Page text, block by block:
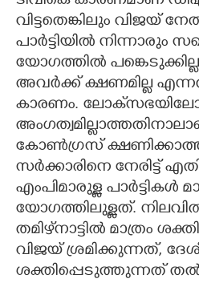
വിട്ടതെങ്കിലും വിജയ്
പാർട്ടിയിൽ നിന്നാരും
യോഗത്തിൽ
അവർക്ക് ക്ഷണമില്ല
കാരണം.
കോൺഗ്രസ്
സർക്കാരിനെ നേരിട്ട്
എംപിമാരുള്ള പാർട്ടികൾ
യോഗത്തിലുള്ളത്.
തമിഴ്‌നാട്ടിൽ മാത്രം
വിജയ് ശ്രമിക്കുന്നത്,
ശക്തിപ്പെടുത്തുന്നത്